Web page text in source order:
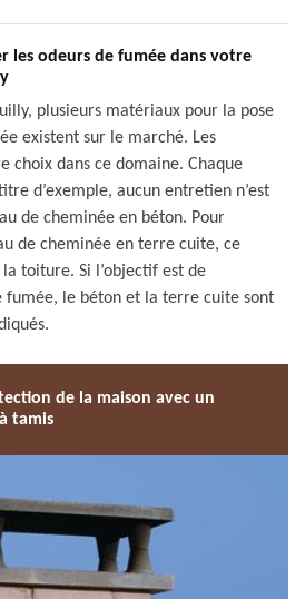
les odeurs de fumée dans votre
plusieurs matériaux pour la pose
existent sur le marché. Les
choix dans ce domaine. Chaque
d’exemple, aucun entretien n’est
de cheminée en béton. Pour
de cheminée en terre cuite, ce
toiture. Si l’objectif est de
fumée, le béton et la terre cuite sont
de la maison avec un
tamis